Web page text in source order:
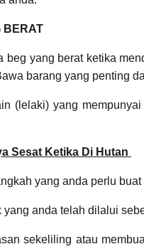
BERAT
yang berat ketika
barang yang penting
(lelaki) yang
Sesat Ketika Di Hutan
yang anda perlu
anda telah dilalui
sekeliling atau